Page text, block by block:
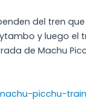
del tren
y luego el
de Machu
picchu-